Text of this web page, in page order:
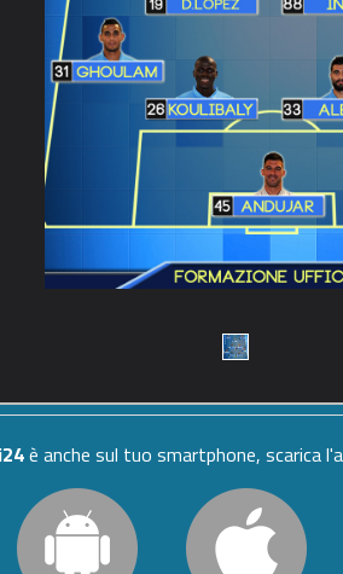
è anche sul tuo smartphone, scarica